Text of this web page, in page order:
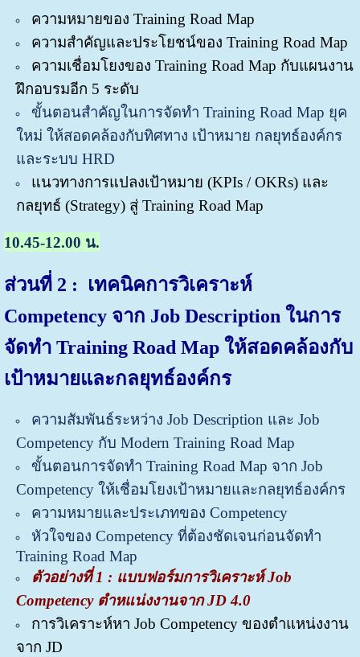
ความหมายของ Training Road Map
ความสำคัญและประโยชน์ของ Training Road Map
ความเชื่อมโยงของ Training Road Map กับแผนงาน
ฝึกอบรมอีก 5 ระดับ
ขั้นตอนสำคัญในการจัดทำ Training Road Map ยุค
ใหม่ ให้สอดคล้องกับทิศทาง เป้าหมาย กลยุทธ์องค์กร
และระบบ HRD
แนวทางการแปลงเป้าหมาย (KPIs / OKRs) และ
กลยุทธ์ (Strategy) สู่ Training Road Map
10.45-12.00 น.
ส่วนที่ 2 : เทคนิคการวิเคราะห์
Competency จาก Job Description ในการ
จัดทำ Training Road Map ให้สอดคล้องกับ
เป้าหมายและกลยุทธ์องค์กร
ความสัมพันธ์ระหว่าง Job Description และ Job
Competency กับ Modern Training Road Map
ขั้นตอนการจัดทำ Training Road Map จาก Job
Competency ให้เชื่อมโยงเป้าหมายและกลยุทธ์องค์กร
ความหมายและประเภทของ Competency
หัวใจของ Competency ที่ต้องชัดเจนก่อนจัดทำ
Training Road Map
ตัวอย่างที่ 1 : แบบฟอร์มการวิเคราะห์ Job
Competency ตำหแน่งงานจาก JD 4.0
การวิเคราะห์หา Job Competency ของตำแหน่งงาน
จาก JD